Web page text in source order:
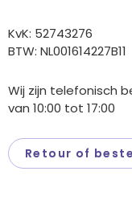
KvK: 52743276
BTW: NL001614227B11
Wij zijn telefonisch
van 10:00 tot 17:00
Retour of